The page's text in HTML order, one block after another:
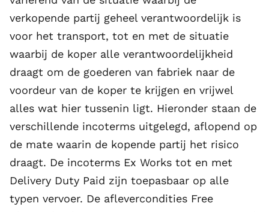
verkopende partij geheel verantwoordelijk is
voor het transport, tot en met de situatie
waarbij de koper alle verantwoordelijkheid
draagt om de goederen van fabriek naar de
voordeur van de koper te krijgen en vrijwel
alles wat hier tussenin ligt. Hieronder staan de
verschillende incoterms uitgelegd, aflopend op
de mate waarin de kopende partij het risico
draagt. De incoterms Ex Works tot en met
Delivery Duty Paid zijn toepasbaar op alle
typen vervoer. De aflevercondities Free